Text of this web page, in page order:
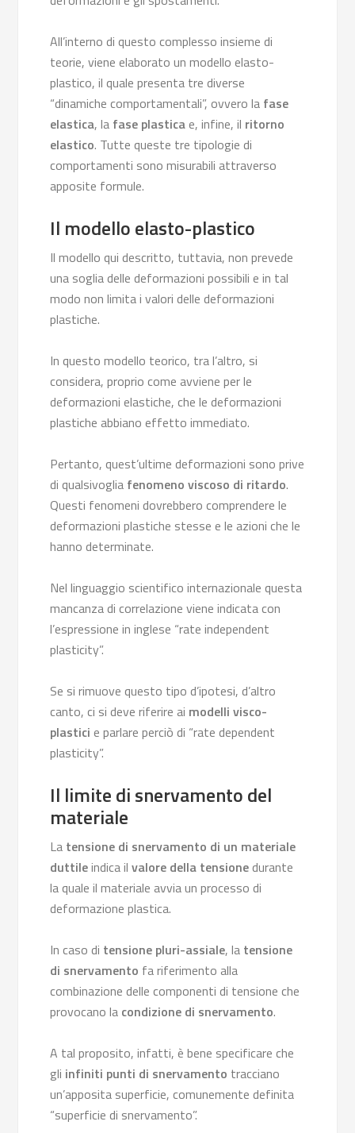
All’interno di questo complesso insieme di
teorie, viene elaborato un modello elasto-
plastico, il quale presenta tre diverse
“dinamiche comportamentali”, ovvero la fase
elastica, la fase plasticae, infine, il ritorno
elastico. Tutte queste tre tipologie di
comportamenti sono misurabili attraverso
apposite formule.
Il modello elasto-plastico
Il modello qui descritto, tuttavia, non prevede
una soglia delle deformazioni possibili e in tal
modo non limita i valori delle deformazioni
plastiche.
In questo modello teorico, tra l’altro, si
considera, proprio come avviene per le
deformazioni elastiche, che le deformazioni
plastiche abbiano effetto immediato.
Pertanto, quest’ultime deformazioni sono prive
di qualsivoglia fenomeno viscoso di ritardo.
Questi fenomeni dovrebbero comprendere le
deformazioni plastiche stesse e le azioni che le
hanno determinate.
Nel linguaggio scientifico internazionale questa
mancanza di correlazione viene indicata con
l’espressione in inglese “rate independent
plasticity”.
Se si rimuove questo tipo d’ipotesi, d’altro
canto, ci si deve riferire ai modelli visco-
plastici e parlare perciò di “rate dependent
plasticity”.
Il limite di snervamento del
materiale
La tensione di snervamento di un materiale
duttileindica ilvalore della tensionedurante
la quale il materiale avvia un processo di
deformazione plastica.
In caso di tensione pluri-assiale, la tensione
di snervamento fa riferimento alla
combinazione delle componenti di tensione che
provocano la condizione di snervamento.
A tal proposito, infatti, è bene specificare che
gli infiniti punti di snervamento tracciano
un’apposita superficie, comunemente definita
“superficie di snervamento”.